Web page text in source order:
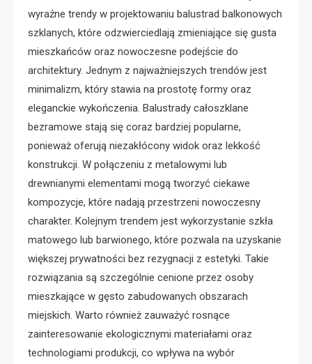
wyraźne trendy w projektowaniu balustrad balkonowych
szklanych, które odzwierciedlają zmieniające się gusta
mieszkańców oraz nowoczesne podejście do
architektury. Jednym z najważniejszych trendów jest
minimalizm, który stawia na prostotę formy oraz
eleganckie wykończenia. Balustrady całoszklane
bezramowe stają się coraz bardziej popularne,
ponieważ oferują niezakłócony widok oraz lekkość
konstrukcji. W połączeniu z metalowymi lub
drewnianymi elementami mogą tworzyć ciekawe
kompozycje, które nadają przestrzeni nowoczesny
charakter. Kolejnym trendem jest wykorzystanie szkła
matowego lub barwionego, które pozwala na uzyskanie
większej prywatności bez rezygnacji z estetyki. Takie
rozwiązania są szczególnie cenione przez osoby
mieszkające w gęsto zabudowanych obszarach
miejskich. Warto również zauważyć rosnące
zainteresowanie ekologicznymi materiałami oraz
technologiami produkcji, co wpływa na wybór